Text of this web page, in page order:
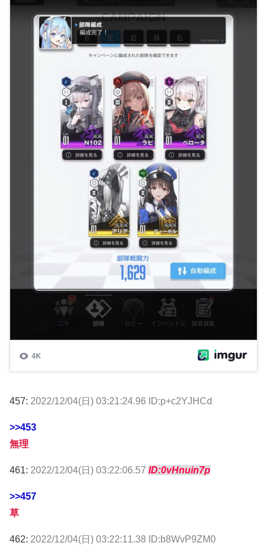
457: 2022/12/04(日) 03:21:24.96 ID:p+c2YJHCd
>>453
無理
461: 2022/12/04(日) 03:22:06.57 ID:0vHnuin7p
>>457
草
462: 2022/12/04(日) 03:22:11.38 ID:b8WvP9ZM0